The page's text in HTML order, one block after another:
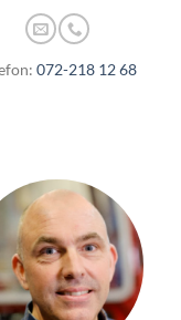
072-218 12 68